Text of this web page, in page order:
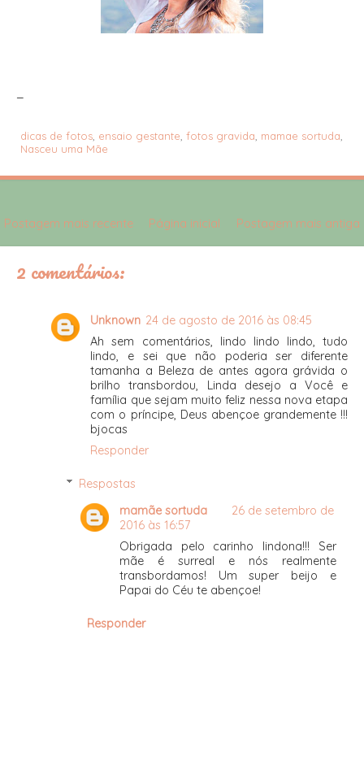
dicas de fotos ensaio gestante fotos gravida mamae sortuda
Nasceu uma Mãe
Postagem mais recente Postagem mais antiga
Página inicial
2 comentários:
Unknown 24 de agosto de 2016 às 08:45
Ah sem comentários, lindo lindo lindo, tudo
lindo, e sei que não poderia ser diferente
tamanha a Beleza de antes agora grávida o
brilho transbordou, Linda desejo a Você e
família que sejam muito feliz nessa nova etapa
com o príncipe, Deus abençoe grandemente !!!
bjocas
Responder
Respostas
mamãe sortuda
26 de setembro de
2016 às 16:57
Obrigada pelo carinho lindona!!! Ser
mãe é surreal e nós realmente
transbordamos! Um super beijo e
Papai do Céu te abençoe!
Responder